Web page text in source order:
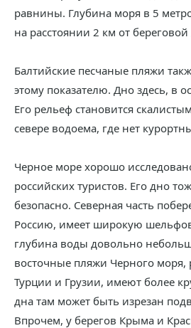
равнины. Глубина моря в 5
на расстоянии 2 км от
Балтийские песчаные пляжи
этому показателю. Дно здесь, в
Его рельеф становится
севере водоема, где нет
Черное море хорошо
российских туристов. Его дно
безопасно. Северная часть
Россию, имеет широкую
глубина воды довольно
восточные пляжи Черного
Турции и Грузии, имеют более
дна там может быть изрезан
Впрочем, у берегов Крыма и